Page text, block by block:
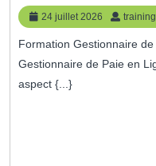
24 juillet 2026
24
juillet
2026
Formation Gestionnaire de Paie en Ligne Formation
Gestionnaire de Paie en
aspect {...}